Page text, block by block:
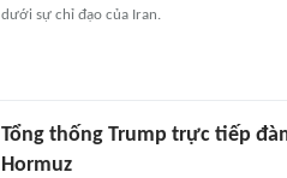
dưới sự chỉ đạo của Iran.
Tổng thống Trump trực tiếp
Hormuz